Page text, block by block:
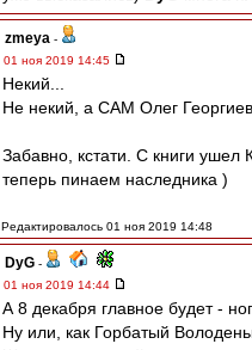
zmeya -
01 ноя 2019 14:45
Некий...
Не некий, а САМ Олег
Забавно, кстати. С книги ушел
теперь пинаем наследника )
Редактировалось 01 ноя 2019 14:48
DyG -
01 ноя 2019 14:44
А 8 декабря главное будет -
Ну или, как Горбатый